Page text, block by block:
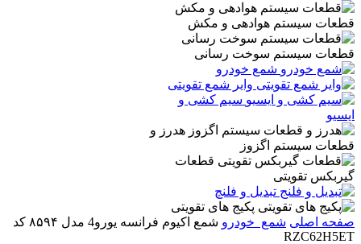
قطعات سیستم هوادهی و مکش
قطعات سیستم سوخت رسانی
شمع خودرو
وایر شمع تقویتی
سیم کشی و
ایسیو
هدرز و
قطعات سیستم اگزوز
قطعات
گیربکس تقویتی
تبدیل و فلنچ
پکیج های تقویتی
صفحه اصلی شمع خودرو
شمع اکیوم فرانسه یورو4 مدل ۸۵۹۴ کد
RZC62H5ET